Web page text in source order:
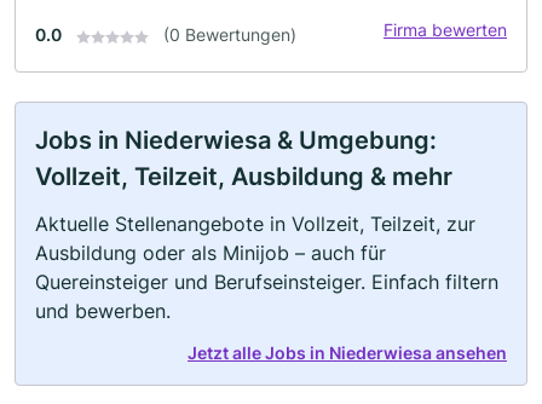
0.0 (0 Bewertungen) Firma bewerten
Jobs in Niederwiesa & Umgebung:
Vollzeit, Teilzeit, Ausbildung & mehr
Aktuelle Stellenangebote in Vollzeit, Teilzeit, zur
Ausbildung oder als Minijob – auch für
Quereinsteiger und Berufseinsteiger. Einfach filtern
und bewerben.
Jetzt alle Jobs in Niederwiesa ansehen